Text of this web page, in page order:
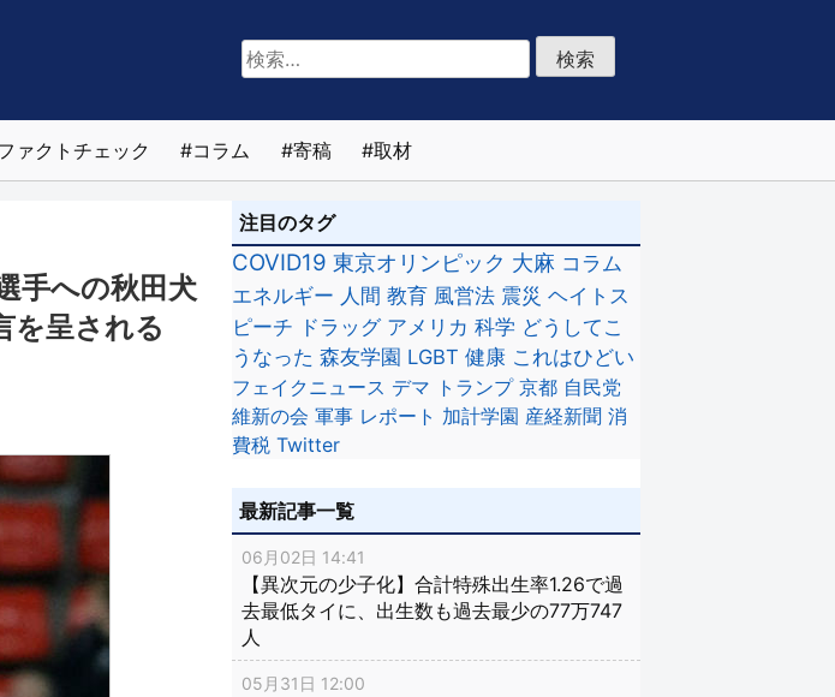
検
索:
ァクトチェック コラム 寄稿 取材
手への秋田犬
を呈される
注目のタグ
COVID19 東京オリンピック 大麻 コラム
エネルギー 人間 教育 風営法 震災 ヘイトス
ピーチ ドラッグ アメリカ 科学 どうしてこ
うなった 森友学園 LGBT 健康 これはひどい
フェイクニュース デマ トランプ 京都 自民党
維新の会 軍事 レポート 加計学園 産経新聞 消
費税 Twitter
最新記事一覧
06月02日 14:41
【異次元の少子化】合計特殊出生率1.26で過
去最低タイに、出生数も過去最少の77万747
人
05月31日 12:00